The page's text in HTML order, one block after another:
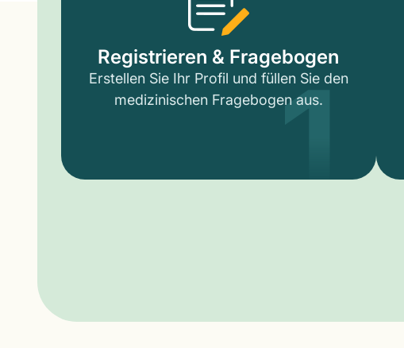
Registrieren & Fragebogen
Erstellen Sie Ihr Profil und füllen Sie den
medizinischen Fragebogen aus.
1